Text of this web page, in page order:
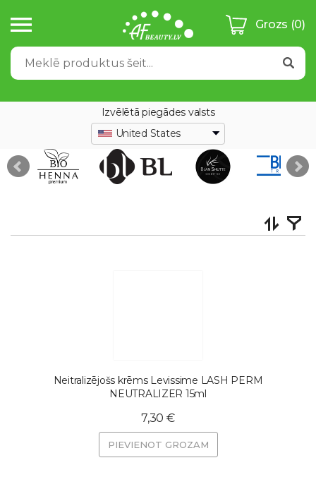
Grozs (0)
Izvēlētā piegādes valsts
United States
Neitralizējošs krēms Levissime LASH PERM
NEUTRALIZER 15ml
7,30 €
PIEVIENOT GROZAM